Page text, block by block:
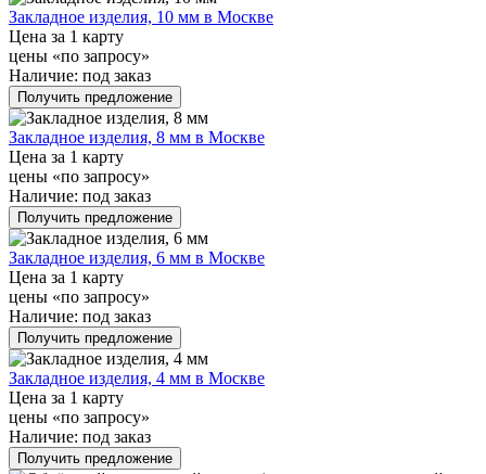
Закладное изделия, 10 мм в Москве
Цена за 1 карту
цены «по запросу»
Наличие: под заказ
Получить предложение
Закладное изделия, 8 мм в Москве
Цена за 1 карту
цены «по запросу»
Наличие: под заказ
Получить предложение
Закладное изделия, 6 мм в Москве
Цена за 1 карту
цены «по запросу»
Наличие: под заказ
Получить предложение
Закладное изделия, 4 мм в Москве
Цена за 1 карту
цены «по запросу»
Наличие: под заказ
Получить предложение